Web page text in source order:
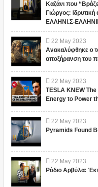
Καζάνι που
Γιώργος:
ΕΛΛΗΝΙ.Σ-
22 May 2023
Ανακαλύφθηκε ο
αποξήρανση του
22 May 2023
TESLA KNEW
Energy to Power
22 May 2023
Pyramids Found
22 May 2023
Ράδιο Αρβύλα: